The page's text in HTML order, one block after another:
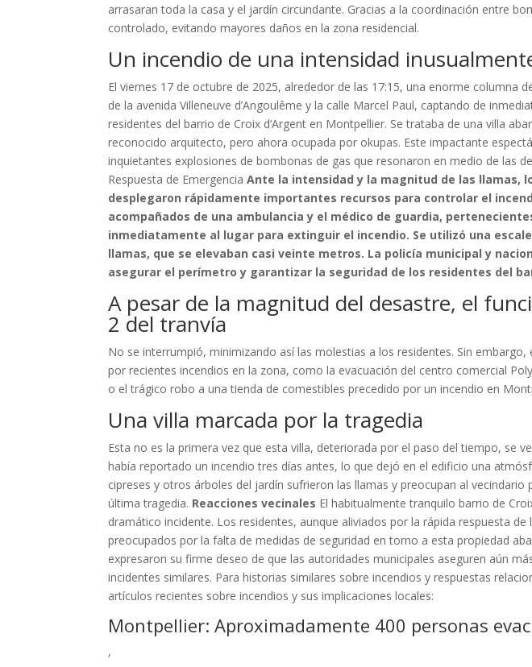
arrasaran toda la casa y el jardín circundante. Gracias a la coordinación entre
controlado, evitando mayores daños en la zona residencial.
Un incendio de una intensidad
El viernes 17 de octubre de 2025, alrededor de las 17:15, una enorme columna
de la avenida Villeneuve d’Angoulême y la calle Marcel Paul, captando de
residentes del barrio de Croix d’Argent en Montpellier. Se trataba de una villa
reconocido arquitecto, pero ahora ocupada por okupas. Este impactante
inquietantes explosiones de bombonas de gas que resonaron en medio de las
Respuesta de EmergenciaAnte la intensidad y la magnitud de las llamas,
desplegaron rápidamente importantes recursos para controlar el
acompañados de una ambulancia y el médico de guardia,
inmediatamente al lugar para extinguir el incendio. Se utilizó una
llamas, que se elevaban casi veinte metros. La policía municipal y
asegurar el perímetro y garantizar la seguridad de los residentes del
A pesar de la magnitud del desastre, el
2 del tranvía
No se interrumpió, minimizando así las molestias a los residentes. Sin
por recientes incendios en la zona, como la evacuación del centro comercial
o el trágico robo a una tienda de comestibles precedido por un incendio en
Una villa marcada por la tragedia
Esta no es la primera vez que esta villa, deteriorada por el paso del tiempo, se
había reportado un incendio tres días antes, lo que dejó en el edificio una
cipreses y otros árboles del jardín sufrieron las llamas y preocupan al
última tragedia. Reacciones vecinales El habitualmente tranquilo barrio de
dramático incidente. Los residentes, aunque aliviados por la rápida respuesta
preocupados por la falta de medidas de seguridad en torno a esta propiedad
expresaron su firme deseo de que las autoridades municipales aseguren aún
incidentes similares. Para historias similares sobre incendios y respuestas
artículos recientes sobre incendios y sus implicaciones locales:
Montpellier: Aproximadamente 400 personas
,